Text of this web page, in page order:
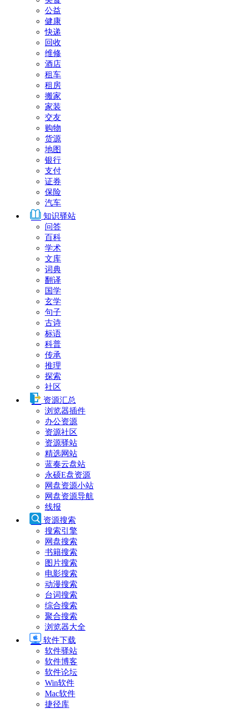
公益
健康
快递
回收
维修
酒店
租车
租房
搬家
家装
交友
购物
货源
地图
银行
支付
证券
保险
汽车
知识驿站
问答
百科
学术
文库
词典
翻译
国学
玄学
句子
古诗
标语
科普
传承
推理
探索
社区
资源汇总
浏览器插件
办公资源
资源社区
资源驿站
精选网站
蓝奏云盘站
永硕E盘资源
网盘资源小站
网盘资源导航
线报
资源搜索
搜索引擎
网盘搜索
书籍搜索
图片搜索
电影搜索
动漫搜索
台词搜索
综合搜索
聚合搜索
浏览器大全
软件下载
软件驿站
软件博客
软件论坛
Win软件
Mac软件
捷径库